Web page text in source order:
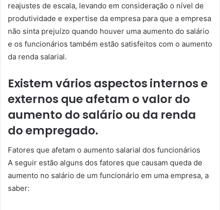
reajustes de escala, levando em consideração o nível de
produtividade e expertise da empresa para que a empresa
não sinta prejuízo quando houver uma aumento do salário
e os funcionários também estão satisfeitos com o aumento
da renda salarial.
Existem vários aspectos internos e
externos que afetam o valor do
aumento do salário ou da renda
do empregado.
Fatores que afetam o aumento salarial dos funcionários
A seguir estão alguns dos fatores que causam queda de
aumento no salário de um funcionário em uma empresa, a
saber: